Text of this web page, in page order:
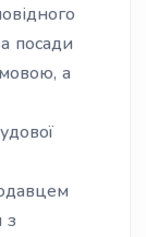
посади
а
з